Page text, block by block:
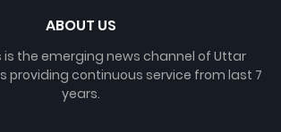
ABOUT US
is the emerging news channel of Uttar
providing continuous service from last 7
years.